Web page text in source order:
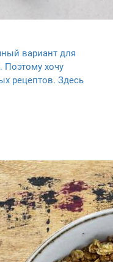
вариант для
Поэтому хочу
рецептов. Здесь